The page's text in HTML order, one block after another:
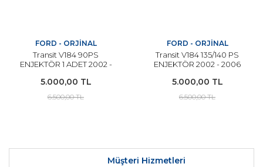
FORD - ORJİNAL
Transit V184 90PS
ENJEKTÖR 1 ADET 2002 -
ORJİNAL
5.000,00 TL
6.500,00 TL
FORD - ORJİNAL
Transit V184 135/140 PS
ENJEKTÖR 2002 - 2006
ORJİNAL
5.000,00 TL
6.500,00 TL
Müşteri Hizmetleri